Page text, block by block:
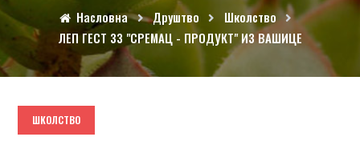
Насловна
Друштво
Школство
ЛЕП ГЕСТ ЗЗ "СРЕМАЦ - ПРОДУКТ" ИЗ ВАШИЦЕ
ШКОЛСТВО